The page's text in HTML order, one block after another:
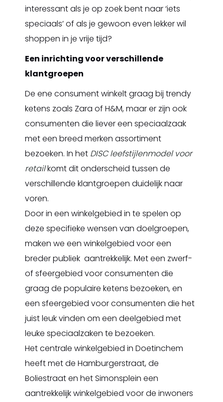
interessant als je op zoek bent naar ‘iets
speciaals’ of als je gewoon even lekker wil
shoppen in je vrije tijd?
Een inrichting voor verschillende
klantgroepen
De ene consument winkelt graag bij trendy
ketens zoals Zara of H&M, maar er zijn ook
consumenten die liever een speciaalzaak
met een breed merken assortiment
bezoeken. In het DISC leefstijlenmodel voor
retailkomt dit onderscheid tussen de
verschillende klantgroepen duidelijk naar
voren.
Door in een winkelgebied in te spelen op
deze specifieke wensen van doelgroepen,
maken we een winkelgebied voor een
breder publiek aantrekkelijk. Met een zwerf-
of sfeergebied voor consumenten die
graag de populaire ketens bezoeken, en
een sfeergebied voor consumenten die het
juist leuk vinden om een deelgebied met
leuke speciaalzaken te bezoeken.
Het centrale winkelgebied in Doetinchem
heeft met de Hamburgerstraat, de
Boliestraat en het Simonsplein een
aantrekkelijk winkelgebied voor de inwoners